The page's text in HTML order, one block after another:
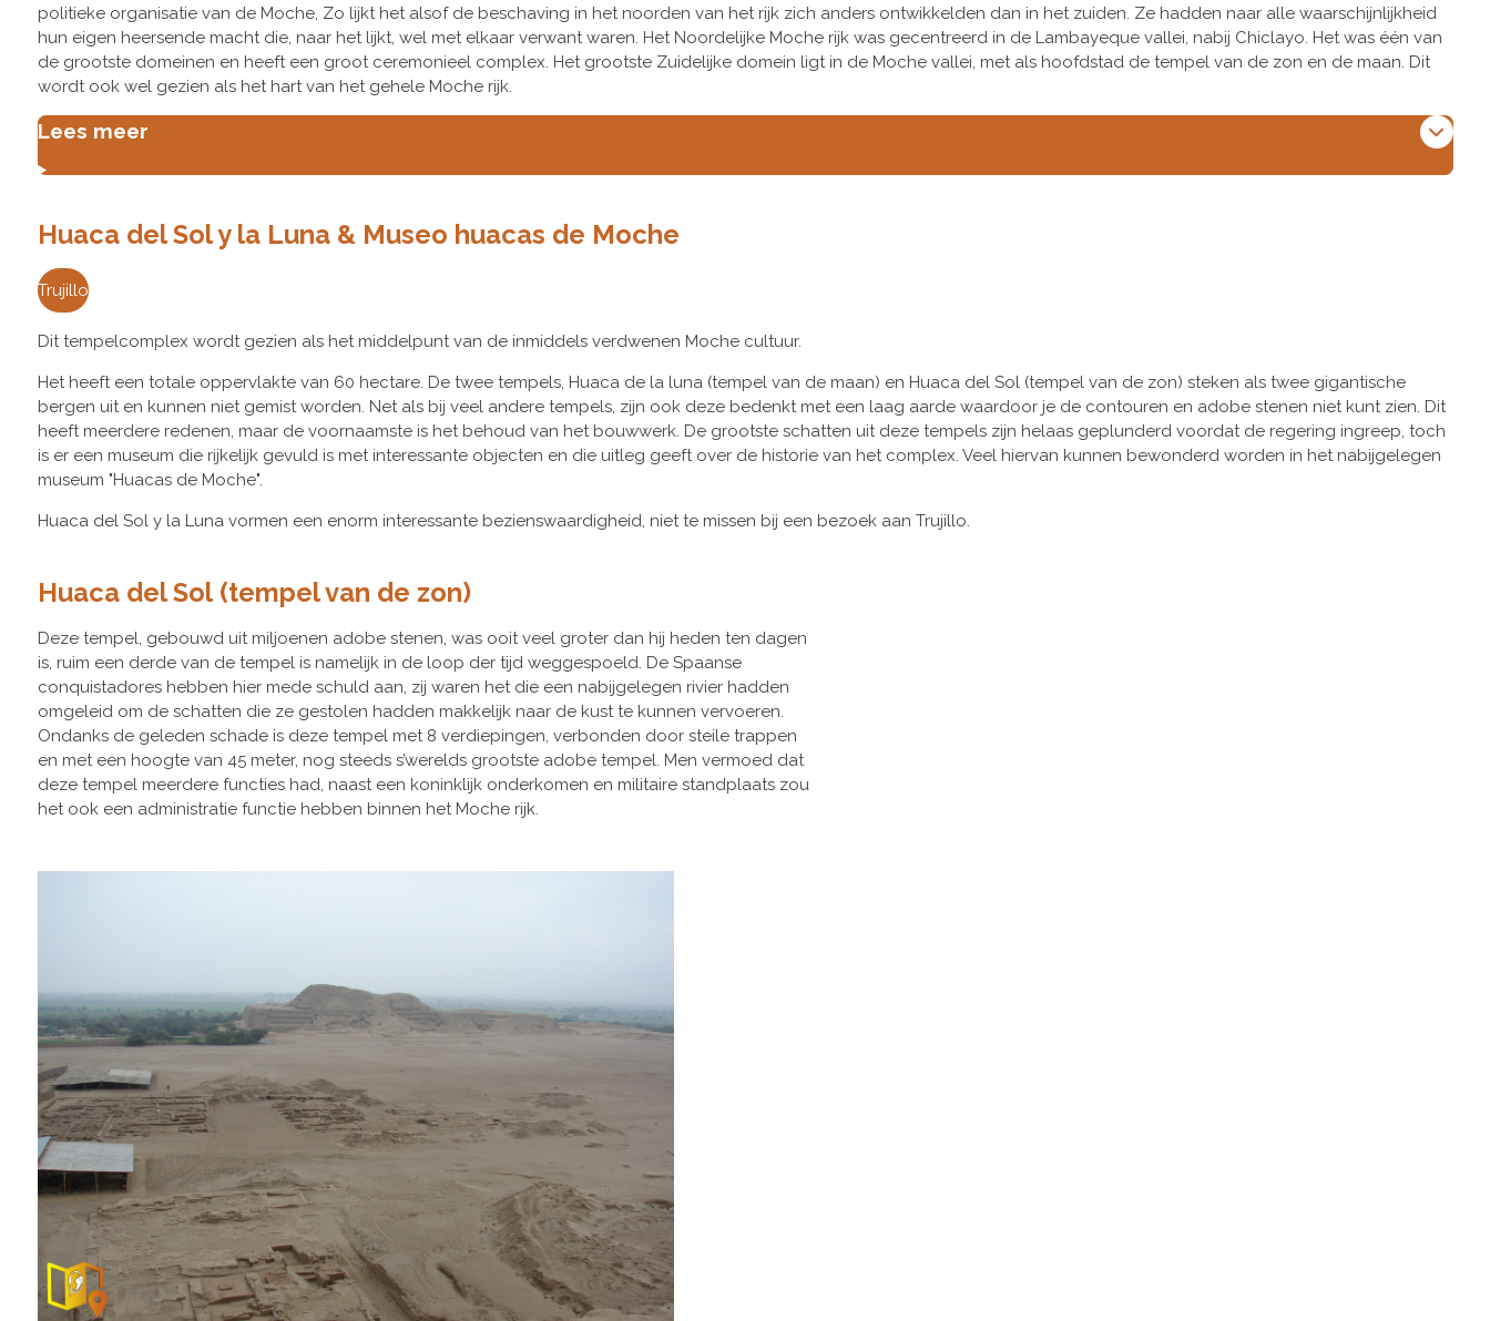
politieke organisatie van de Moche, Zo lijkt het alsof de beschaving in het noorden van het rijk zich anders ontwikkelden dan in het zuiden. Ze hadden naar alle waarschijnlijkheid
hun eigen heersende macht die, naar het lijkt, wel met elkaar verwant waren. Het Noordelijke Moche rijk was gecentreerd in de Lambayeque vallei, nabij Chiclayo. Het was één van
de grootste domeinen en heeft een groot ceremonieel complex. Het grootste Zuidelijke domein ligt in de Moche vallei, met als hoofdstad de tempel van de zon en de maan. Dit
wordt ook wel gezien als het hart van het gehele Moche rijk.
Lees meer
Huaca del Sol y la Luna & Museo huacas de Moche
Trujillo
Dit tempelcomplex wordt gezien als het middelpunt van de inmiddels verdwenen Moche cultuur.
Het heeft een totale oppervlakte van 60 hectare. De twee tempels, Huaca de la luna (tempel van de maan) en Huaca del Sol (tempel van de zon) steken als twee gigantische
bergen uit en kunnen niet gemist worden. Net als bij veel andere tempels, zijn ook deze bedenkt met een laag aarde waardoor je de contouren en adobe stenen niet kunt zien. Dit
heeft meerdere redenen, maar de voornaamste is het behoud van het bouwwerk. De grootste schatten uit deze tempels zijn helaas geplunderd voordat de regering ingreep, toch
is er een museum die rijkelijk gevuld is met interessante objecten en die uitleg geeft over de historie van het complex. Veel hiervan kunnen bewonderd worden in het nabijgelegen
museum "Huacas de Moche".
Huaca del Sol y la Luna vormen een enorm interessante bezienswaardigheid, niet te missen bij een bezoek aan Trujillo.
Huaca del Sol (tempel van de zon)
Deze tempel, gebouwd uit miljoenen adobe stenen, was ooit veel groter dan hij heden ten dagen
is, ruim een derde van de tempel is namelijk in de loop der tijd weggespoeld. De Spaanse
conquistadores hebben hier mede schuld aan, zij waren het die een nabijgelegen rivier hadden
omgeleid om de schatten die ze gestolen hadden makkelijk naar de kust te kunnen vervoeren.
Ondanks de geleden schade is deze tempel met 8 verdiepingen, verbonden door steile trappen
en met een hoogte van 45 meter, nog steeds s’werelds grootste adobe tempel. Men vermoed dat
deze tempel meerdere functies had, naast een koninklijk onderkomen en militaire standplaats zou
het ook een administratie functie hebben binnen het Moche rijk.